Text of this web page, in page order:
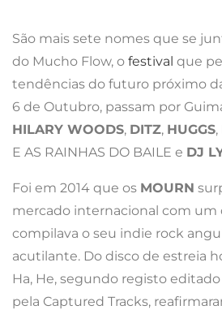
São mais sete nomes que se
do Mucho Flow, o festival que
tendências do futuro próximo
6 de Outubro, passam por
HILARY WOODS, DITZ, HUGGS,
E AS RAINHAS DO BAILE e DJ
Foi em 2014 que os MOURN
mercado internacional com um
compilava o seu indie rock
acutilante. Do disco de estreia
Ha, He, segundo registo
pela Captured Tracks,